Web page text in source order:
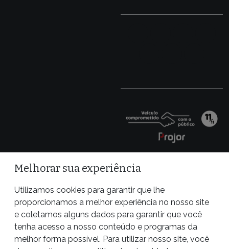
Site desenvolvido por
Melhorar sua experiência
Utilizamos cookies para garantir que lhe
proporcionamos a melhor experiência no nosso site
e coletamos alguns dados para garantir que você
tenha acesso a nosso conteúdo e programas da
melhor forma possível. Para utilizar nosso site, você